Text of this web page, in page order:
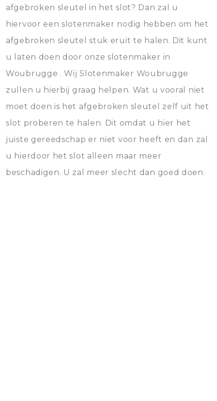
afgebroken sleutel in het slot? Dan zal u
hiervoor een slotenmaker nodig hebben om het
afgebroken sleutel stuk eruit te halen. Dit kunt
u laten doen door onze slotenmaker in
Woubrugge . Wij Slotenmaker Woubrugge
zullen u hierbij graag helpen. Wat u vooral niet
moet doen is het afgebroken sleutel zelf uit het
slot proberen te halen. Dit omdat u hier het
juiste gereedschap er niet voor heeft en dan zal
u hierdoor het slot alleen maar meer
beschadigen. U zal meer slecht dan goed doen.